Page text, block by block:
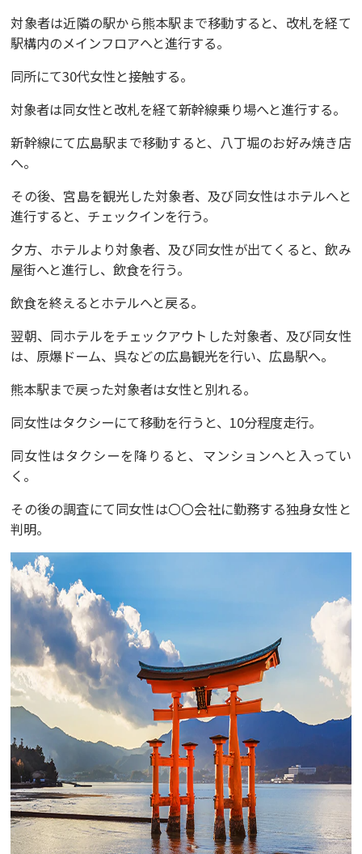
対象者は近隣の駅から熊本駅まで移動すると、改札を経て
駅構内のメインフロアへと進行する。
同所にて30代女性と接触する。
対象者は同女性と改札を経て新幹線乗り場へと進行する。
新幹線にて広島駅まで移動すると、八丁堀のお好み焼き店
へ。
その後、宮島を観光した対象者、及び同女性はホテルへと
進行すると、チェックインを行う。
夕方、ホテルより対象者、及び同女性が出てくると、飲み
屋街へと進行し、飲食を行う。
飲食を終えるとホテルへと戻る。
翌朝、同ホテルをチェックアウトした対象者、及び同女性
は、原爆ドーム、呉などの広島観光を行い、広島駅へ。
熊本駅まで戻った対象者は女性と別れる。
同女性はタクシーにて移動を行うと、10分程度走行。
同女性はタクシーを降りると、マンションへと入ってい
く。
その後の調査にて同女性は〇〇会社に勤務する独身女性と
判明。